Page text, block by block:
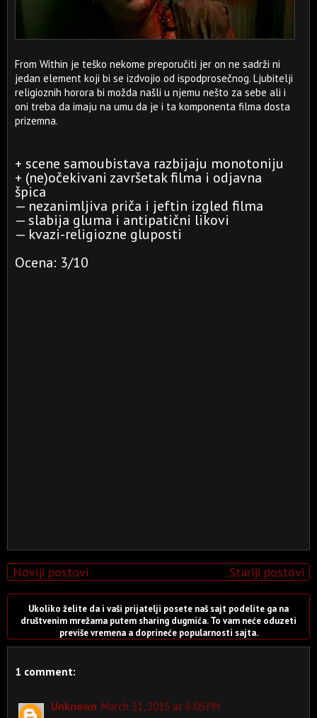
From Within je teško nekome preporučiti jer on ne sadrži ni
jedan element koji bi se izdvojio od ispodprosečnog. Ljubitelji
religioznih horora bi možda našli u njemu nešto za sebe ali i
oni treba da imaju na umu da je i ta komponenta filma dosta
prizemna.
+ scene samoubistava razbijaju monotoniju
+ (ne)očekivani završetak filma i odjavna
špica
— nezanimljiva priča i jeftin izgled filma
— slabija gluma i antipatični likovi
— kvazi-religiozne gluposti
Ocena: 3/10
Noviji postovi Stariji postovi
Ukoliko želite da i vaši prijatelji posete naš sajt podelite ga na
društvenim mrežama putem sharing dugmića. To vam neće oduzeti
previše vremena a doprineće popularnosti sajta.
1 comment:
Unknown March 31, 2015 at 6:05 PM